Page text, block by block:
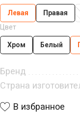
Левая Правая
Цвет
Хром Белый
Бренд
Страна
В избранное